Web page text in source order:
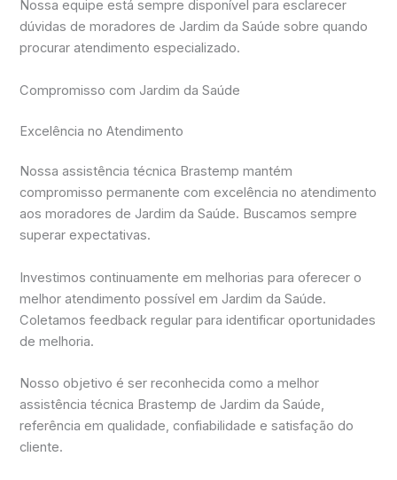
Nossa equipe está sempre disponível para esclarecer
dúvidas de moradores de Jardim da Saúde sobre quando
procurar atendimento especializado.
Compromisso com Jardim da Saúde
Excelência no Atendimento
Nossa assistência técnica Brastemp mantém
compromisso permanente com excelência no atendimento
aos moradores de Jardim da Saúde. Buscamos sempre
superar expectativas.
Investimos continuamente em melhorias para oferecer o
melhor atendimento possível em Jardim da Saúde.
Coletamos feedback regular para identificar oportunidades
de melhoria.
Nosso objetivo é ser reconhecida como a melhor
assistência técnica Brastemp de Jardim da Saúde,
referência em qualidade, confiabilidade e satisfação do
cliente.